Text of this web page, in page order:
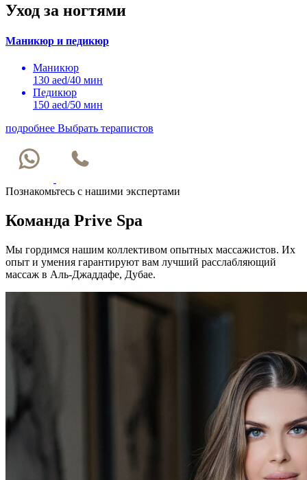
Уход за ногтями
Маникюр и педикюр
Маникюр
130 aed/40 мин
Педикюр
150 aed/50 мин
подробнее Выбрать терапистов
Познакомьтесь с нашими экспертами
Команда Prive Spa
Мы гордимся нашим коллективом опытных массажистов. Их
опыт и умения гарантируют вам лучший расслабляющий
массаж в Аль-Джаддафе, Дубае.